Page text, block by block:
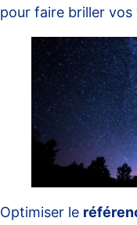
pour faire briller vos
Optimiser le